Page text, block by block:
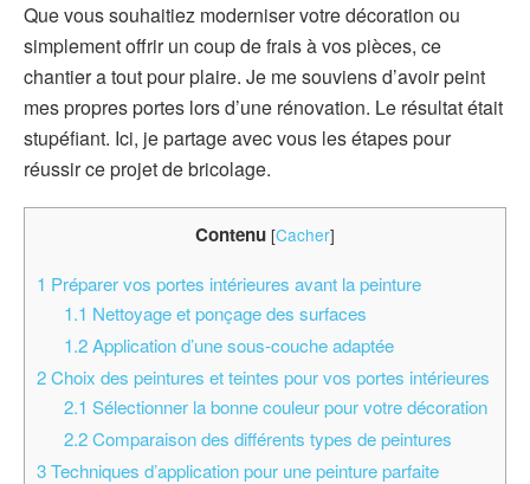
Que vous souhaitiez moderniser votre décoration ou
simplement offrir un coup de frais à vos pièces, ce
chantier a tout pour plaire. Je me souviens d’avoir peint
mes propres portes lors d’une rénovation. Le résultat était
stupéfiant. Ici, je partage avec vous les étapes pour
réussir ce projet de bricolage.
Contenu [Cacher]
1 Préparer vos portes intérieures avant la peinture
1.1 Nettoyage et ponçage des surfaces
1.2Application d’une sous-couche adaptée
2Choix des peintures et teintes pour vos portes intérieures
2.1 Sélectionner la bonne couleur pour votre décoration
2.2Comparaison des différents types de peintures
3Techniques d’application pour une peinture parfaite